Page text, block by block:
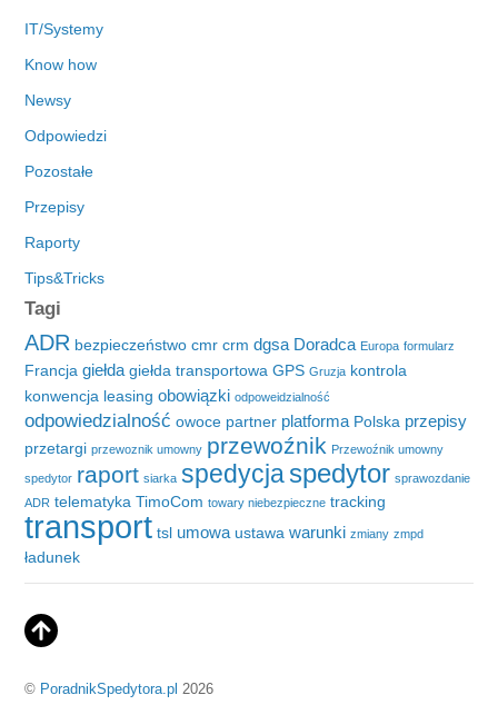
IT/Systemy
Know how
Newsy
Odpowiedzi
Pozostałe
Przepisy
Raporty
Tips&Tricks
Tagi
ADR bezpieczeństwo cmr crm dgsa Doradca Europa formularz
Francja giełda giełda transportowa GPS Gruzja kontrola
konwencja leasing obowiązki odpoweidzialność
odpowiedzialność owoce partner platforma Polska przepisy
przetargi przewoznik umowny przewoźnik Przewoźnik umowny
spedytor raport siarka spedycjaspedytor sprawozdanie
ADR telematyka TimoCom towary niebezpieczne tracking
transport tsl umowa ustawa warunki zmiany zmpd
ładunek
© PoradnikSpedytora.pl 2026